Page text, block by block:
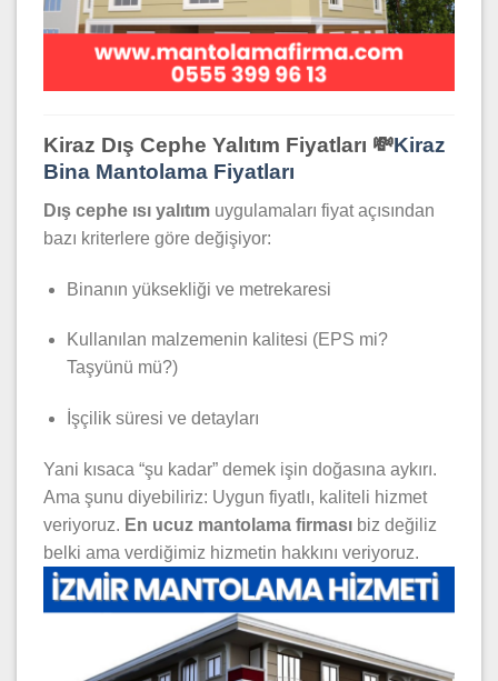
Kiraz Dış Cephe Yalıtım Fiyatları 💸Kiraz
Bina Mantolama Fiyatları
Dış cephe ısı yalıtım uygulamaları fiyat açısından
bazı kriterlere göre değişiyor:
Binanın yüksekliği ve metrekaresi
Kullanılan malzemenin kalitesi (EPS mi?
Taşyünü mü?)
İşçilik süresi ve detayları
Yani kısaca “şu kadar” demek işin doğasına aykırı.
Ama şunu diyebiliriz: Uygun fiyatlı, kaliteli hizmet
veriyoruz. En ucuz mantolama firması biz değiliz
belki ama verdiğimiz hizmetin hakkını veriyoruz.